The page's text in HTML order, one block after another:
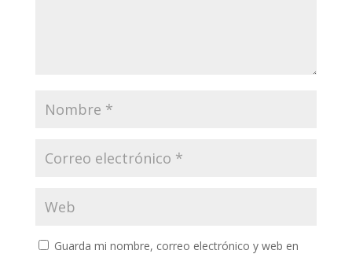
Guarda mi nombre, correo electrónico y web en